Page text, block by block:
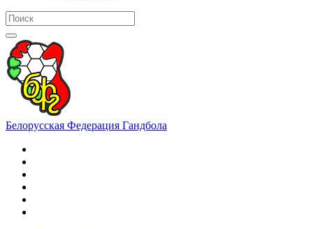
Белорусская Федерация Гандбола